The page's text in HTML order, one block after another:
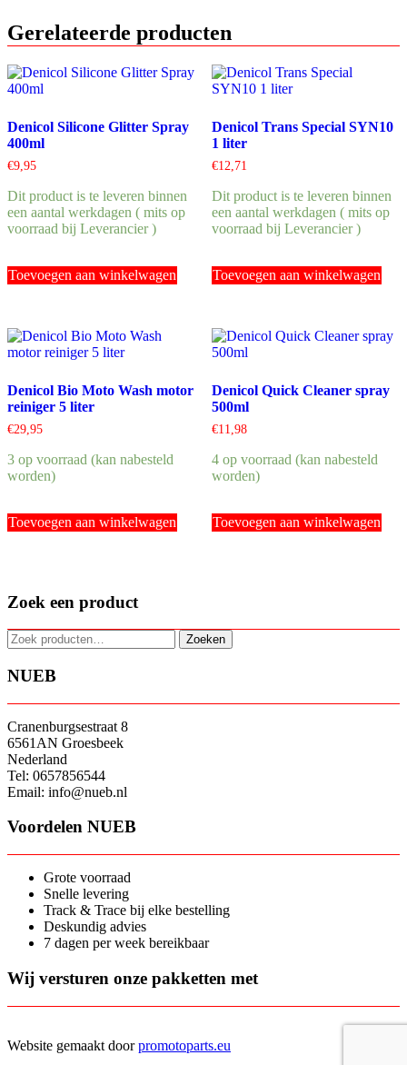
Gerelateerde producten
Denicol Silicone Glitter Spray
400ml
€9,95
Dit product is te leveren binnen
een aantal werkdagen ( mits op
voorraad bij Leverancier )
Toevoegen aan winkelwagen
Denicol Trans Special SYN10
1 liter
€12,71
Dit product is te leveren binnen
een aantal werkdagen ( mits op
voorraad bij Leverancier )
Toevoegen aan winkelwagen
Denicol Bio Moto Wash motor
reiniger 5 liter
€29,95
3 op voorraad (kan nabesteld
worden)
Toevoegen aan winkelwagen
Denicol Quick Cleaner spray
500ml
€11,98
4 op voorraad (kan nabesteld
worden)
Toevoegen aan winkelwagen
Zoek een product
Zoeken
naar:
Zoeken
NUEB
Cranenburgsestraat 8
6561AN Groesbeek
Nederland
Tel: 0657856544
Email: info@nueb.nl
Voordelen NUEB
Grote voorraad
Snelle levering
Track & Trace bij elke bestelling
Deskundig advies
7 dagen per week bereikbaar
Wij versturen onze pakketten met
Website gemaakt doorpromotoparts.eu